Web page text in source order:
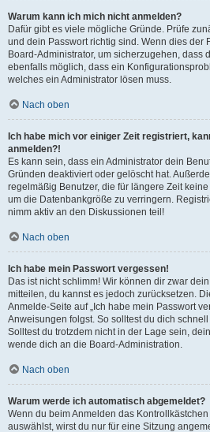
Warum kann ich mich nicht anmelden?
Dafür gibt es viele mögliche Gründe. Prüfe
und dein Passwort richtig sind. Wenn dies der
Board-Administrator, um sicherzugehen, dass
ebenfalls möglich, dass ein
welches ein Administrator lösen muss.
Nach oben
Ich habe mich vor einiger Zeit registriert,
anmelden?!
Es kann sein, dass ein Administrator dein
Gründen deaktiviert oder gelöscht hat.
regelmäßig Benutzer, die für längere Zeit
um die Datenbankgröße zu verringern.
nimm aktiv an den Diskussionen teil!
Nach oben
Ich habe mein Passwort vergessen!
Das ist nicht schlimm! Wir können dir zwar
mitteilen, du kannst es jedoch zurücksetzen.
Anmelde-Seite auf „Ich habe mein Passwort
Anweisungen folgst. So solltest du dich
Solltest du trotzdem nicht in der Lage sein,
wende dich an die Board-Administration.
Nach oben
Warum werde ich automatisch abgemeldet?
Wenn du beim Anmelden das
auswählst, wirst du nur für eine Sitzung